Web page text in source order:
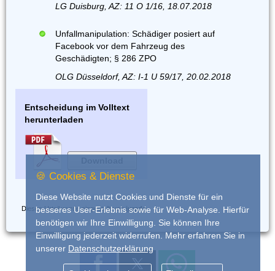
LG Duisburg, AZ: 11 O 1/16, 18.07.2018
Unfallmanipulation: Schädiger posiert auf
Facebook vor dem Fahrzeug des
Geschädigten; § 286 ZPO
OLG Düsseldorf, AZ: I-1 U 59/17, 20.02.2018
Entscheidung im Volltext
herunterladen
Dieses Urteil wurde eingestellt voniurado
🍪 Cookies & Dienste
Diese Website nutzt Cookies und Dienste für ein
besseres User-Erlebnis sowie für Web-Analyse. Hierfür
benötigen wir Ihre Einwilligung. Sie können Ihre
Einwilligung jederzeit widerrufen. Mehr erfahren Sie in
unserer Datenschutzerklärung